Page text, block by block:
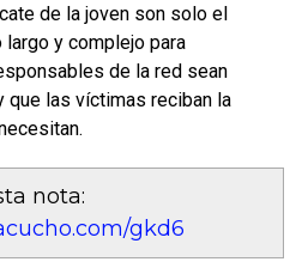
de la joven son solo el
y complejo para
de la red sean
que las víctimas reciban la
nota:
gkd6